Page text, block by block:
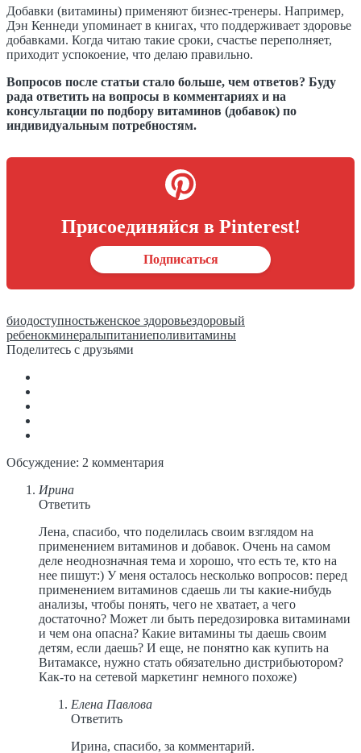
Добавки (витамины) применяют бизнес-тренеры. Например,
Дэн Кеннеди упоминает в книгах, что поддерживает здоровье
добавками. Когда читаю такие сроки, счастье переполняет,
приходит успокоение, что делаю правильно.
Вопросов после статьи стало больше, чем ответов? Буду
рада ответить на вопросы в комментариях и на
консультации по подбору витаминов (добавок) по
индивидуальным потребностям.
Присоединяйся в Pinterest!
Подписаться
биодоступностьженское здоровьездоровый
ребенокминералыпитаниеполивитамины
Поделитесь с друзьями
Обсуждение: 2 комментария
Ирина
Ответить
Лена, спасибо, что поделилась своим взглядом на
применением витаминов и добавок. Очень на самом
деле неоднозначная тема и хорошо, что есть те, кто на
нее пишут:) У меня осталось несколько вопросов: перед
применением витаминов сдаешь ли ты какие-нибудь
анализы, чтобы понять, чего не хватает, а чего
достаточно? Может ли быть передозировка витаминами
и чем она опасна? Какие витамины ты даешь своим
детям, если даешь? И еще, не понятно как купить на
Витамаксе, нужно стать обязательно дистрибьютором?
Как-то на сетевой маркетинг немного похоже)
Елена Павлова
Ответить
Ирина, спасибо, за комментарий.